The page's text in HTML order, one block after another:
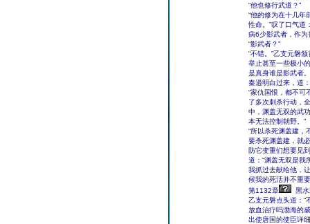
“他也修行武道？”
“他的修为在十几年
性命。”叹了口气道
病6少影武者，作为
“影武者？”
“不错。”乙支元磐
举止甚至一些极小
是真身谁是影武者。
秦逍明白过来，道
“家仇国恨，都不可
了多次刺杀行动，
中，渊盖无双的武
本无法控制朝野。”
“所以杀死渊盖建，
要杀死渊盖建，就
防它变重们想要见
道：“渊盖无双是我
我抓过去献给他，
候我的死活并不重
第1132章
黑
乙支元磐点头道：“
放血治疗吗渤海的
出使唐国的使臣详